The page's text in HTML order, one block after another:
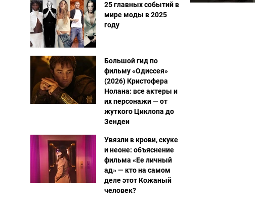
25 главных событий в
мире моды в 2025
году
Большой гид по
фильму «Одиссея»
(2026) Кристофера
Нолана: все актеры и
их персонажи — от
жуткого Циклопа до
Зендеи
Увязли в крови, скуке
и неоне: объяснение
фильма «Ее личный
ад» — кто на самом
деле этот Кожаный
человек?